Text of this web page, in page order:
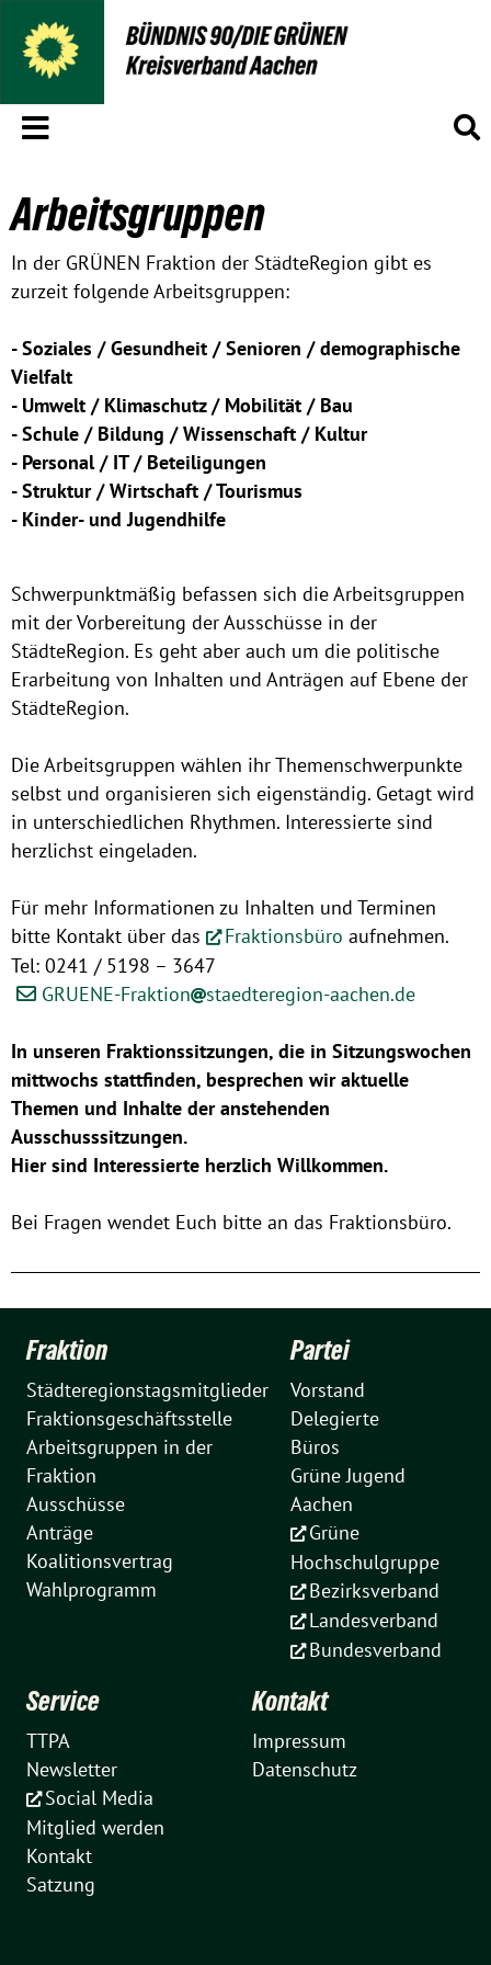
Menü
Arbeitsgruppen
In der GRÜNEN Fraktion der StädteRegion gibt es
zurzeit folgende Arbeitsgruppen:
- Soziales / Gesundheit / Senioren / demographische
Vielfalt
- Umwelt / Klimaschutz / Mobilität / Bau
- Schule / Bildung / Wissenschaft / Kultur
- Personal / IT / Beteiligungen
- Struktur / Wirtschaft / Tourismus
- Kinder- und Jugendhilfe
Schwerpunktmäßig befassen sich die Arbeitsgruppen
mit der Vorbereitung der Ausschüsse in der
StädteRegion. Es geht aber auch um die politische
Erarbeitung von Inhalten und Anträgen auf Ebene der
StädteRegion.
Die Arbeitsgruppen wählen ihr Themenschwerpunkte
selbst und organisieren sich eigenständig. Getagt wird
in unterschiedlichen Rhythmen. Interessierte sind
herzlichst eingeladen.
Für mehr Informationen zu Inhalten und Terminen
bitte Kontakt über das
Fraktionsbüro aufnehmen.
Tel: 0241 / 5198 – 3647
GRUENE-Fraktion
staedteregion-aachen.de
In unseren Fraktionssitzungen, die in Sitzungswochen
mittwochs stattfinden, besprechen wir aktuelle
Themen und Inhalte der anstehenden
Ausschusssitzungen.
Hier sind Interessierte herzlich Willkommen.
Bei Fragen wendet Euch bitte an das Fraktionsbüro.
Fraktion
Städteregionstagsmitglieder
Fraktionsgeschäftsstelle
Arbeitsgruppen in der
Fraktion
Ausschüsse
Anträge
Koalitionsvertrag
Wahlprogramm
Partei
Vorstand
Delegierte
Büros
Grüne Jugend
Aachen
Grüne
Hochschulgruppe
Bezirksverband
Landesverband
Bundesverband
Service
TTPA
Newsletter
Social Media
Mitglied werden
Kontakt
Satzung
Kontakt
Impressum
Datenschutz